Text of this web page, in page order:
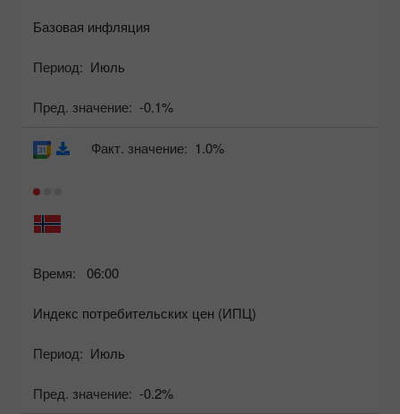
Базовая инфляция
Период: Июль
Пред. значение: -0.1%
Время: 06:00
Индекс потребительских цен (ИПЦ)
Период: Июль
Пред. значение: -0.2%
Факт. значение: 1.0%